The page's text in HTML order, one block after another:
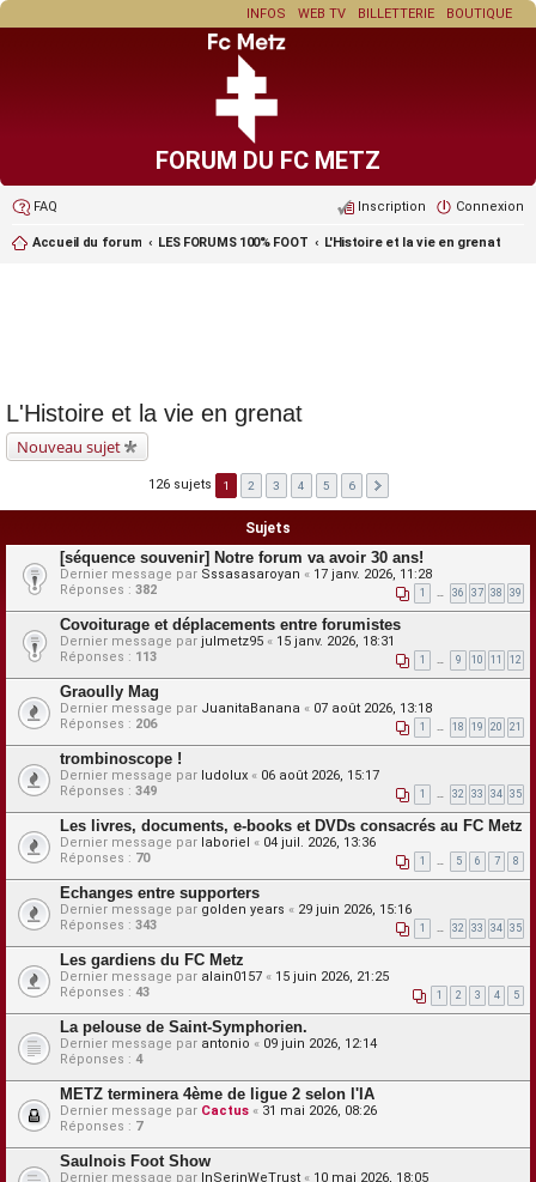
BOUTIQUE
BILLETTERIE
WEB TV
INFOS
FORUM DU FC METZ
FAQ Connexion
Inscription
Accueil du forum LES FORUMS 100% FOOT L'Histoire et la vie en grenat
L'Histoire et la vie en grenat
Nouveau sujet
126 sujets 1 2 3 4 5 6
Sujets
[séquence souvenir] Notre forum va avoir 30 ans!
Dernier message par Sssasasaroyan « 17 janv. 2026, 11:28
Réponses : 382 1 … 36 37 38 39
Covoiturage et déplacements entre forumistes
Dernier message par julmetz95 « 15 janv. 2026, 18:31
Réponses : 113 1 … 9 10 11 12
Graoully Mag
Dernier message par JuanitaBanana « 07 août 2026, 13:18
Réponses : 206 1 … 18 19 20 21
trombinoscope !
Dernier message par ludolux « 06 août 2026, 15:17
Réponses : 349 1 … 32 33 34 35
Les livres, documents, e-books et DVDs consacrés au FC Metz
Dernier message par laboriel « 04 juil. 2026, 13:36
Réponses : 70 1 … 5 6 7 8
Echanges entre supporters
Dernier message par golden years « 29 juin 2026, 15:16
Réponses : 343 1 … 32 33 34 35
Les gardiens du FC Metz
Dernier message par alain0157 « 15 juin 2026, 21:25
Réponses : 43 1 2 3 4 5
La pelouse de Saint-Symphorien.
Dernier message par antonio « 09 juin 2026, 12:14
Réponses : 4
METZ terminera 4ème de ligue 2 selon l'IA
Dernier message par Cactus « 31 mai 2026, 08:26
Réponses : 7
Saulnois Foot Show
Dernier message par InSerinWeTrust « 10 mai 2026, 18:05